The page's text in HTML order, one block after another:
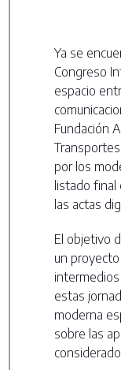
Ya se
Congreso
espacio
Fundación
por los
listado
las actas
El objetivo
un
estas
moderna
sobre las